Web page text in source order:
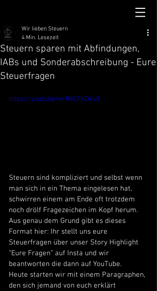
Steuern sparen mit Abfindungen,
IABs und Sonderabschreibung - Eure
Steuerfragen
Wir lieben Steuern
4 Min. Lesezeit
https://youtu.be/wrfMCFKDkv8
Steuern sind kompliziert und selbst wenn
man sich in ein Thema eingelesen hat,
schwirren einem am Ende oft trotzdem
noch drölf Fragezeichen im Kopf herum.
Aus genau dem Grund gibt es dieses
Format hier: Ihr stellt uns eure
Steuerfragen über unser Story Highlight
“Eure Fragen” auf Insta und wir
beantworten die dann auf YouTube.
Heute starten wir mit einem Paragraphen,
den sich jemand von euch erklärt